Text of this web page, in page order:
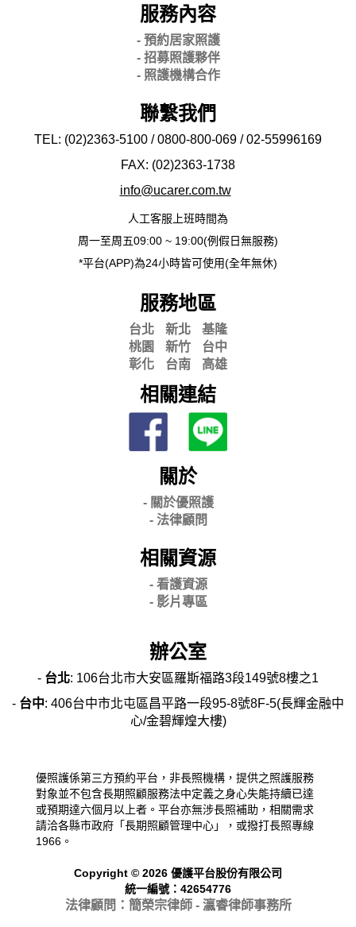
服務內容
- 預約居家照護
- 招募照護夥伴
- 照護機構合作
聯繫我們
TEL: (02)2363-5100 / 0800-800-069 / 02-55996169
FAX: (02)2363-1738
info@ucarer.com.tw
人工客服上班時間為
周一至周五09:00 ~ 19:00(例假日無服務)
*平台(APP)為24小時皆可使用(全年無休)
服務地區
台北 新北
基隆
桃園
新竹
台中
彰化
台南 高雄
相關連結
關於
- 關於優照護
- 法律顧問
相關資源
- 看護資源
- 影片專區
辦公室
- 台北: 106台北市大安區羅斯福路3段149號8樓之1
- 台中: 406台中市北屯區昌平路一段95-8號8F-5(長輝金融中
心/金碧輝煌大樓)
優照護係第三方預約平台，非長照機構，提供之照護服務
對象並不包含長期照顧服務法中定義之身心失能持續已達
或預期達六個月以上者。平台亦無涉長照補助，相關需求
請洽各縣市政府「長期照顧管理中心」，或撥打長照專線
1966。
Copyright © 2026 優護平台股份有限公司
統一編號：42654776
法律顧問：簡榮宗律師 - 瀛睿律師事務所